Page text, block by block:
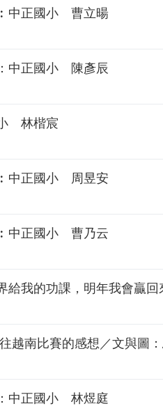
中正國小 曹立暘
中正國小 陳彥辰
林楷宸
中正國小 周昱安
中正國小 曹乃云
給我的功課，明年我會贏
越南比賽的感想／文與圖
中正國小 林煜庭